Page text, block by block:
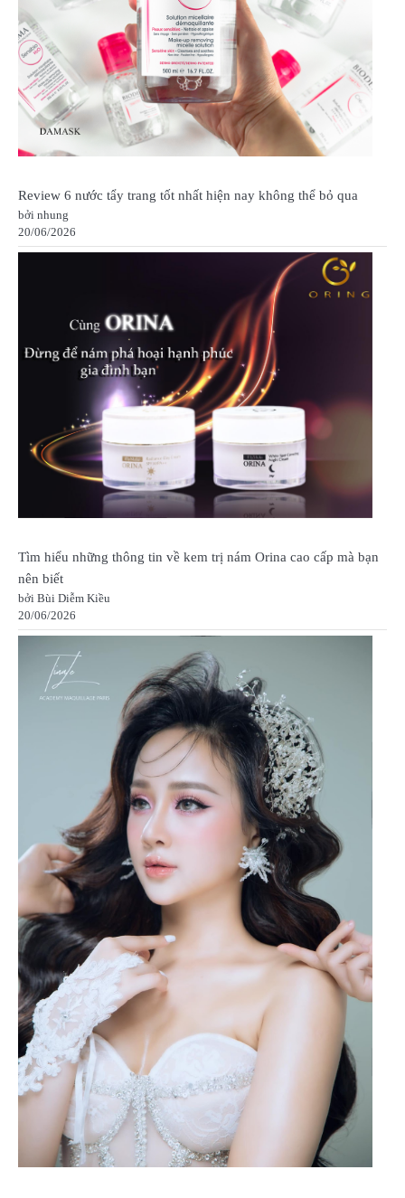
Review 6 nước tẩy trang tốt nhất hiện nay không thể bỏ qua
bởi nhung
20/06/2026
Tìm hiểu những thông tin về kem trị nám Orina cao cấp mà bạn
nên biết
bởi Bùi Diễm Kiều
20/06/2026